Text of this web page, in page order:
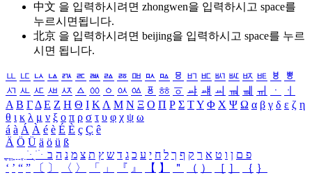
中文 을 입력하시려면 zhongwen을 입력하시고 space를
누르시면됩니다.
北京 을 입력하시려면 beijing을 입력하시고 space를 누르
시면 됩니다.
ㅥ ㅦ ㅧ ㅨ ㅩ ㅪ ㅫ ㅬ ㅭ ㅮ ㅯ ㅰ ㅱ ㅲ ㅳ ㅴ ㅵ ㅶ ㅷ ㅸ
ㅹ
ㅺ ㅻ ㅼ ㅽ ㅾ ㅿ ㆀ ㆁ ㆂ ㆃ ㆄ ㆅ ㆆ ㆇ ㆈ ㆉ ㆊ ㆋ ㆌ ㆍ
ㆎ
Α Β ΓΔ Ε Ζ Η Θ Ι ΚΛ Μ Ν Ξ Ο Π Ρ Σ ΤΥ Φ Χ Ψ Ω α β γ δ ε ζ η
θ ι κ λ μ ν ξ ο π ρ σ τ υ φ χ ψ ω
á à Á À é è É È ç Ç ê
Ä Ö Ü ä ö ü ß
ִֶֹ ֻּ ׁׂ פ ם ן ו ט א ר ק ף ך ל ח י ע כ ג ד ש ץ ת צ מ נ ה ב
‘ ’ “ ” 〔 〕 〈 〉 「 」 『 』 【 】 ＂ （ ） ［ ］ ｛ ｝